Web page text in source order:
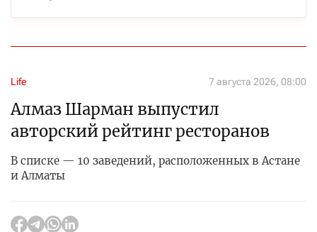
Life 7 августа 2026, 08:00
Алмаз Шарман выпустил
авторский рейтинг ресторанов
В списке — 10 заведений, расположенных в Астане
и Алматы